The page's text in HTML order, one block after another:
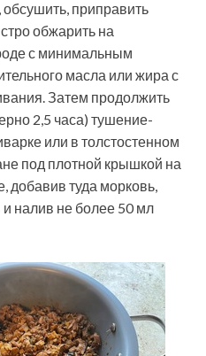
приправить
обжарить на
с минимальным
масла или жира с
Затем продолжить
2,5 часа) тушение-
или в толстостенном
под плотной крышкой на
добавив туда морковь,
и налив не более 50 мл